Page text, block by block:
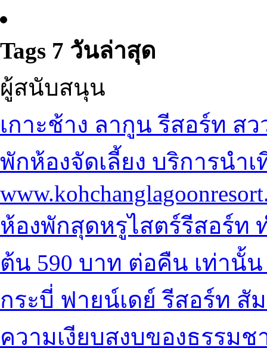
Tags 7 วันล่าสุด
ผู้สนับสนุน
เกาะช้าง ลากูน รีสอร์ท สว
พักห้องจัดเลี้ยง บริการนำ
ห้องพักสุดหรูไสตร์รีสอร์ท
ต้น 590 บาท ต่อคืน เท่านั้น
กระบี่ ฟายน์เดย์ รีสอร์ท สั
ความเงียบสงบของธรรมช